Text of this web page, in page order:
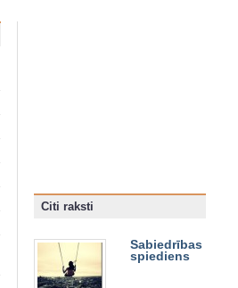
Citi raksti
Sabiedrības
spiediens